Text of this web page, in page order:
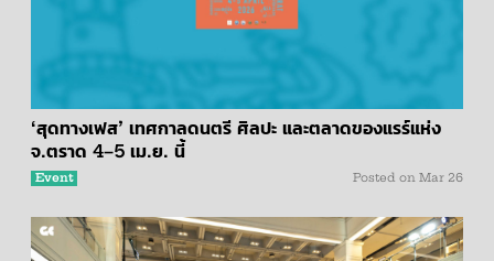
‘สุดทางเฟส’ เทศกาลดนตรี ศิลปะ และตลาดของแรร์แห่ง
จ.ตราด 4–5 เม.ย. นี้
Event Posted on Mar 26